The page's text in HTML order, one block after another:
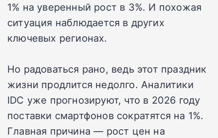
1% на уверенный рост в 3%. И похожая
ситуация наблюдается в других
ключевых регионах.
Но радоваться рано, ведь этот праздник
жизни продлится недолго. Аналитики
IDC уже прогнозируют, что в 2026 году
поставки смартфонов сократятся на 1%.
Главная причина — рост цен на